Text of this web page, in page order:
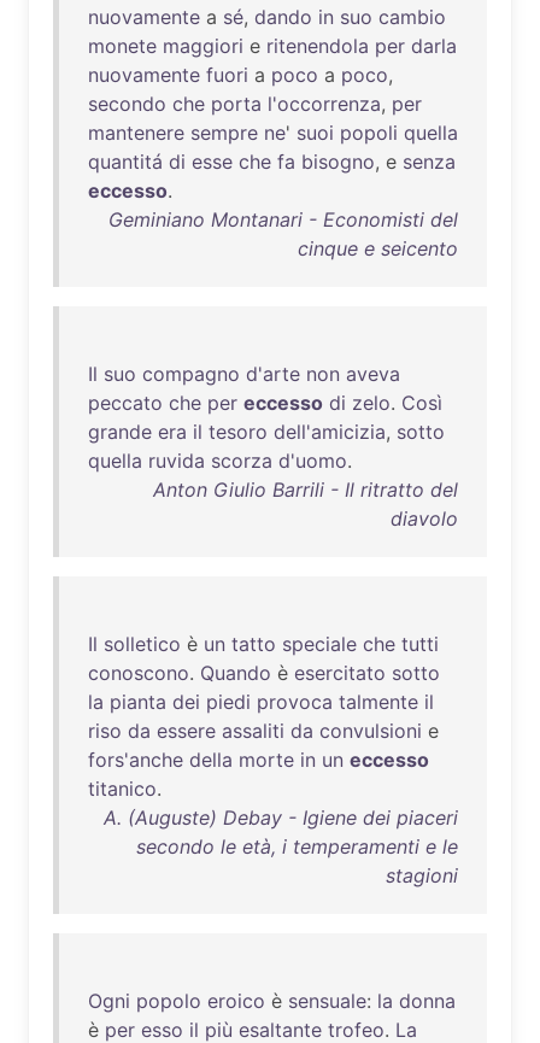
nuovamente a sé, dando in suo cambio
monete maggiori e ritenendola per darla
nuovamente fuori a poco a poco,
secondo che porta l'occorrenza, per
mantenere sempre ne' suoi popoli quella
quantitá di esse che fa bisogno, e senza
eccesso.
Geminiano Montanari - Economisti del
cinque e seicento
Il suo compagno d'arte non aveva
peccato che per eccesso di zelo. Così
grande era il tesoro dell'amicizia, sotto
quella ruvida scorza d'uomo.
Anton Giulio Barrili - Il ritratto del
diavolo
Il solletico è un tatto speciale che tutti
conoscono. Quando è esercitato sotto
la pianta dei piedi provoca talmente il
riso da essere assaliti da convulsioni e
fors'anche della morte in un eccesso
titanico.
A. (Auguste) Debay - Igiene dei piaceri
secondo le età, i temperamenti e le
stagioni
Ogni popolo eroico è sensuale: la donna
è per esso il più esaltante trofeo. La